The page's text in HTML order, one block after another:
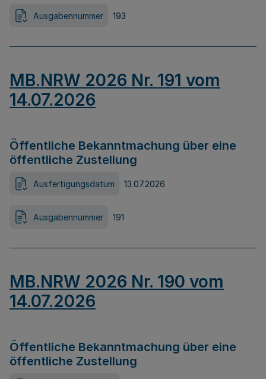
Ausgabennummer 193
MB.NRW 2026 Nr. 191 vom
14.07.2026
Öffentliche Bekanntmachung über eine
öffentliche Zustellung
Ausfertigungsdatum 13.07.2026
Ausgabennummer 191
MB.NRW 2026 Nr. 190 vom
14.07.2026
Öffentliche Bekanntmachung über eine
öffentliche Zustellung